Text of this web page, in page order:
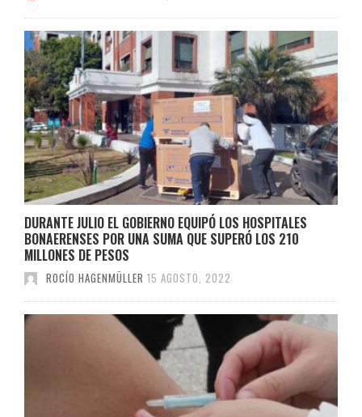
DURANTE JULIO EL GOBIERNO EQUIPÓ LOS HOSPITALES
BONAERENSES POR UNA SUMA QUE SUPERÓ LOS 210
MILLONES DE PESOS
ROCÍO HAGENMÜLLER 15 AGOSTO, 2022